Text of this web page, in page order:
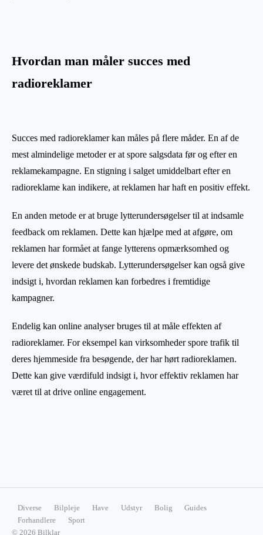
Hvordan man måler succes med
radioreklamer
Succes med radioreklamer kan måles på flere måder. En af de
mest almindelige metoder er at spore salgsdata før og efter en
reklamekampagne. En stigning i salget umiddelbart efter en
radioreklame kan indikere, at reklamen har haft en positiv effekt.
En anden metode er at bruge lytterundersøgelser til at indsamle
feedback om reklamen. Dette kan hjælpe med at afgøre, om
reklamen har formået at fange lytterens opmærksomhed og
levere det ønskede budskab. Lytterundersøgelser kan også give
indsigt i, hvordan reklamen kan forbedres i fremtidige
kampagner.
Endelig kan online analyser bruges til at måle effekten af
radioreklamer. For eksempel kan virksomheder spore trafik til
deres hjemmeside fra besøgende, der har hørt radioreklamen.
Dette kan give værdifuld indsigt i, hvor effektiv reklamen har
været til at drive online engagement.
Diverse Bilpleje Have Udstyr Bolig
Guides
Forhandlere
Sport
© 2026 Bilklar